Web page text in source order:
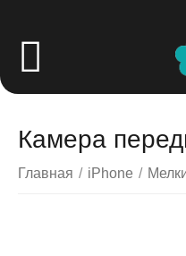
Камера
Главная / iPhone /